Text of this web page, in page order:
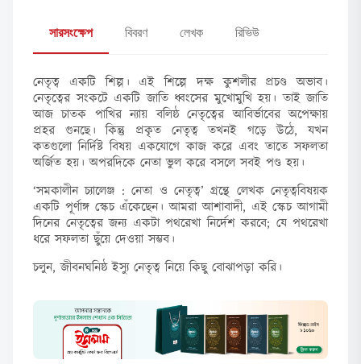
সারসংক্ষেপ বিবরণ লেখক রিভিউ
নেতৃত্ব একটি শিল্প। এই শিল্পে দক্ষ কুশলীর প্রচণ্ড অভাব।
নেতৃত্বের সংকটে একটি জাতি ধ্বংসের মুখোমুখি হয়। তাই জাতি
আজ চাতক পাখির ন্যায় বলিষ্ঠ নেতৃত্বের আবির্ভাবের অপেক্ষায়
প্রহর গুনছে। কিন্তু প্রকৃত নেতৃত্ব তখনই গড়ে উঠে, যখন
কতগুলো নির্দিষ্ট বিষয় একযোগে কাজ করে এবং তাতে সফলতা
অর্জিত হয়। অপরদিকে নেতা ভুল করে বসলে সবই পণ্ড হয়।
‘সমকালীন চ্যালেঞ্জ : নেতা ও নেতৃত্ব’ গ্রন্থে লেখক নেতৃত্ববিষয়ক
একটি পূর্ণাঙ্গ স্কেচ এঁকেছেন। আমরা আশাবাদী, এই স্কেচ আগামী
দিনের নেতৃত্বের জন্য একটা পথরেখা নির্দেশ করবে; যে পথরেখা
ধরে সফলতা ছুঁয়ে দেওয়া সম্ভব।
চলুন, জীবনঘনিষ্ঠ ইস্যু নেতৃত্ব নিয়ে কিছু বোঝাপড়া করি।